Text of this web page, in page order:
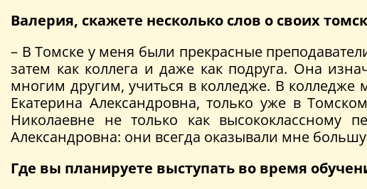
Валерия, скажете несколько слов о своих
– В Томске у меня были прекрасные
затем как коллега и даже как подруга. Она
многим другим, учиться в колледже. В колледже
Екатерина Александровна, только уже в
Николаевне не только как высококлассному
Александровна: они всегда оказывали мне
Где вы планируете выступать во время